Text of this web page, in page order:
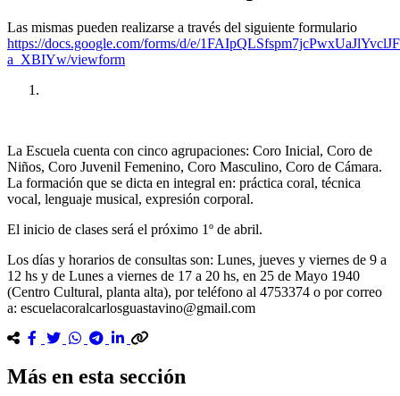
Las mismas pueden realizarse a través del siguiente formulario
https://docs.google.com/forms/d/e/
a_XBIYw/viewform
La Escuela cuenta con cinco agrupaciones: Coro Inicial, Coro de
Niños, Coro Juvenil Femenino, Coro Masculino, Coro de Cámara.
La formación que se dicta en integral en: práctica coral, técnica
vocal, lenguaje musical, expresión corporal.
El inicio de clases será el próximo 1º de abril.
Los días y horarios de consultas son: Lunes, jueves y viernes de 9 a
12 hs y de Lunes a viernes de 17 a 20 hs, en 25 de Mayo 1940
(Centro Cultural, planta alta), por teléfono al 4753374 o por correo
a: escuelacoralcarlosguastavino@gmail.com
Más en esta sección